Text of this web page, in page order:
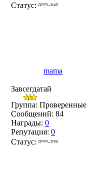
Статус:
mama
Завсегдатай
Группа: Проверенные
Сообщений: 84
Награды: 0
Репутация: 0
Статус: